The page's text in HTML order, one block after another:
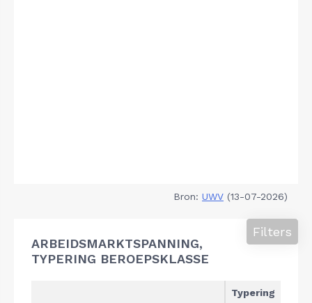
Bron: UWV (13-07-2026)
ARBEIDSMARKTSPANNING,
TYPERING BEROEPSKLASSE
Filters